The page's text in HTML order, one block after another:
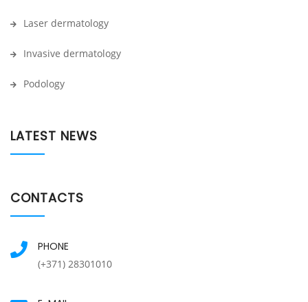
Laser dermatology
Invasive dermatology
Podology
LATEST NEWS
CONTACTS
PHONE
(+371) 28301010